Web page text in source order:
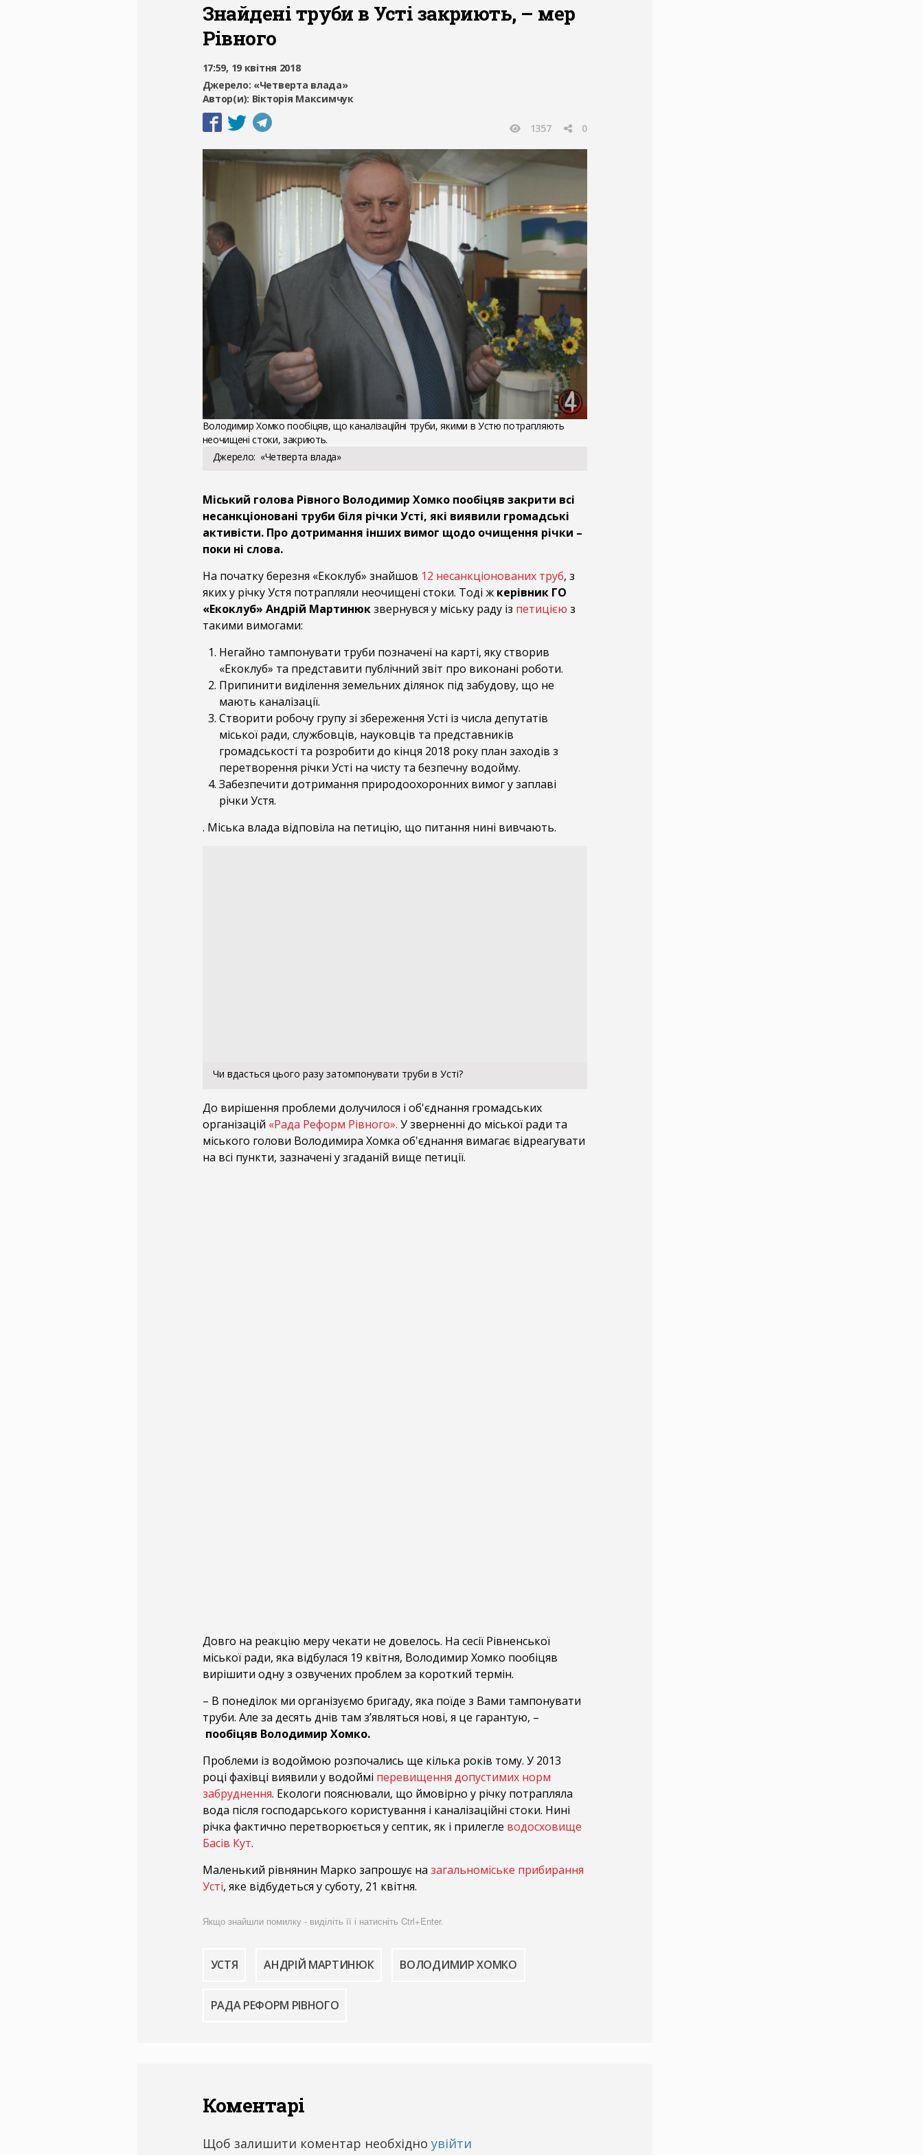
Знайдені труби в Усті закриють, – мер
Рівного
17:59, 19 квітня 2018
Джерело: «Четверта влада»
Автор(и): Вікторія Максимчук
1357 0
Володимир Хомко пообіцяв, що каналізаційні труби, якими в Устю потрапляють
неочищені стоки, закриють.
Джерело «Четверта влада»
Міський голова Рівного Володимир Хомко пообіцяв закрити всі
несанкціоновані труби біля річки Усті, які виявили громадські
активісти. Про дотримання інших вимог щодо очищення річки –
поки ні слова.
На початку березня «Екоклуб» знайшов 12 несанкціонованих труб, з
яких у річку Устя потрапляли неочищені стоки. Тоді ж керівник ГО
«Екоклуб» Андрій Мартинюкзвернувся у міську раду із петицією з
такими вимогами:
Негайно тампонувати труби позначені на карті, яку створив
«Екоклуб» та представити публічний звіт про виконані роботи.
Припинити виділення земельних ділянок під забудову, що не
мають каналізації.
Створити робочу групу зі збереження Усті із числа депутатів
міської ради, службовців, науковців та представників
громадськості та розробити до кінця 2018 року план заходів з
перетворення річки Усті на чисту та безпечну водойму.
Забезпечити дотримання природоохоронних вимог у заплаві
річки Устя.
. Міська влада відповіла на петицію, що питання нині вивчають.
Чи вдасться цього разу затомпонувати труби в Усті?
До вирішення проблеми долучилося і об'єднання громадських
організацій «Рада Реформ Рівного». У зверненні до міської ради та
міського голови Володимира Хомка об'єднання вимагає відреагувати
на всі пункти, зазначені у згаданій вище петиції.
Довго на реакцію меру чекати не довелось. На сесії Рівненської
міської ради, яка відбулася 19 квітня, Володимир Хомко пообіцяв
вирішити одну з озвучених проблем за короткий термін.
– В понеділок ми організуємо бригаду, яка поїде з Вами тампонувати
труби. Але за десять днів там з’являться нові, я це гарантую, –
пообіцяв Володимир Хомко.
Проблеми із водоймою розпочались ще кілька років тому. У 2013
році фахівці виявили у водоймі перевищення допустимих норм
забруднення. Екологи пояснювали, що ймовірно у річку потрапляла
вода після господарського користування і каналізаційні стоки. Нині
річка фактично перетворюється у септик, як і прилегле водосховище
Басів Кут.
Маленький рівнянин Марко запрошує на загальноміське прибирання
Усті, яке відбудеться у суботу, 21 квітня.
Якщо знайшли помилку - виділіть її і натисніть Ctrl+Enter.
УСТЯ АНДРІЙ МАРТИНЮК ВОЛОДИМИР ХОМКО
РАДА РЕФОРМ РІВНОГО
Коментарі
Щоб залишити коментар необхідно увійти